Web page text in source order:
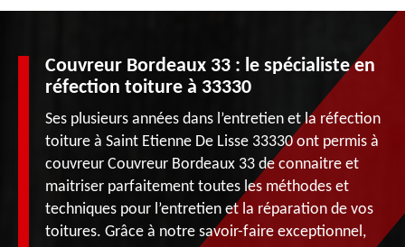
Couvreur Bordeaux 33 : le spécialiste en
réfection toiture à 33330
Ses plusieurs années dans l’entretien et la réfection
toiture à Saint Etienne De Lisse 33330 ont permis à
couvreur Couvreur Bordeaux 33 de connaitre et
maitriser parfaitement toutes les méthodes et
techniques pour l’entretien et la réparation de vos
toitures. Grâce à notre savoir-faire exceptionnel,